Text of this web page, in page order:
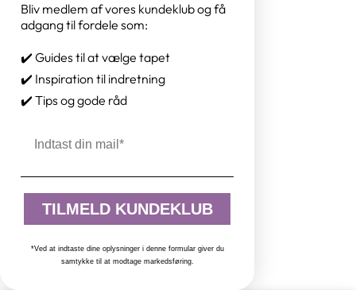
Bliv medlem af vores kundeklub og få
adgang til fordele som:
✔️ Guides til at vælge tapet
✔️ Inspiration til indretning
✔️ Tips og gode råd
TILMELD KUNDEKLUB
*Ved at indtaste dine oplysninger i denne formular giver du
samtykke til at modtage markedsføring.